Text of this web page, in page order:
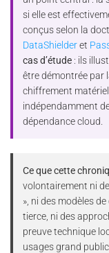
si elle est
conçus selon la
DataShielderet
cas d’étude : ils
être démontrée par
chiffrement
indépendamment
dépendance cloud.
Ce que cette
volontairement ni
», ni des modèles
tierce, ni des
preuve technique
usages grand